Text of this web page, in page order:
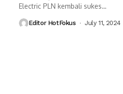
Electric PLN kembali sukes
dengan...
Editor HotFokus July 11, 2024